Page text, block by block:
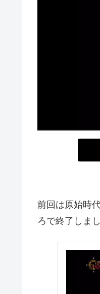
前回は原始時
ろで終了しまし